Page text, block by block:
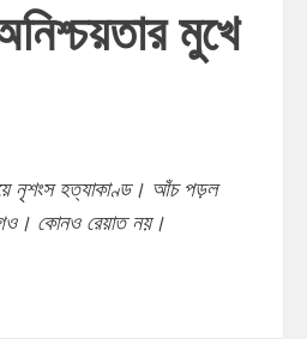
মুখে
নৃশংস হত্যাকাণ্ড। আঁচ পড়ল
কোনও রেয়াত নয়।